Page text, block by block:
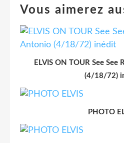
Vous aimerez
ELVIS ON TOUR See See
(4/18/72)
PHOTO